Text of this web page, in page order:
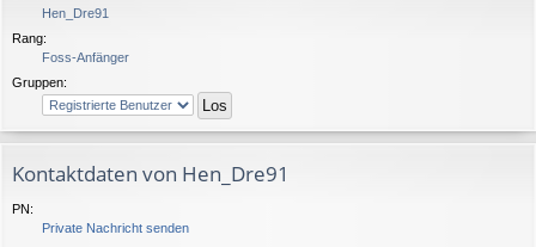
Hen_Dre91
Rang:
Foss-Anfänger
Gruppen:
Kontaktdaten von Hen_Dre91
PN:
Private Nachricht senden